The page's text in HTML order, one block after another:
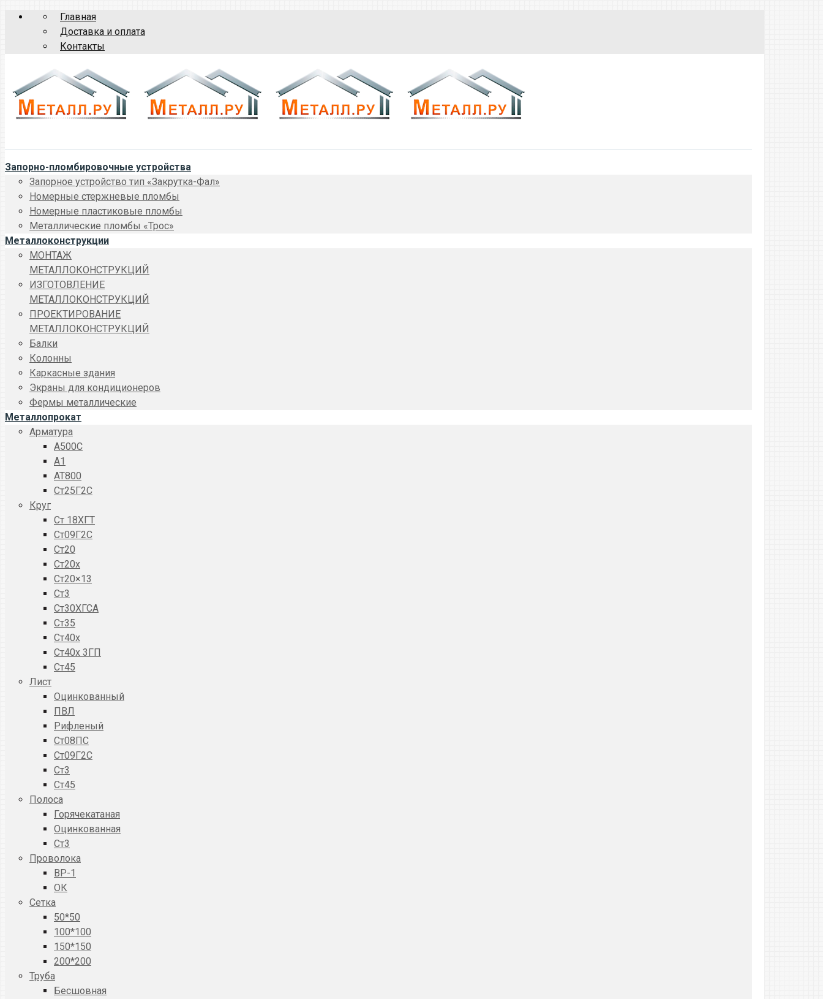
Главная
Доставка и оплата
Контакты
Запорно-пломбировочные устройства
Запорное устройство тип «Закрутка-Фал»
Номерные стержневые пломбы
Номерные пластиковые пломбы
Металлические пломбы «Трос»
Металлоконструкции
МОНТАЖ
МЕТАЛЛОКОНСТРУКЦИЙ
ИЗГОТОВЛЕНИЕ
МЕТАЛЛОКОНСТРУКЦИЙ
ПРОЕКТИРОВАНИЕ
МЕТАЛЛОКОНСТРУКЦИЙ
Балки
Колонны
Каркасные здания
Экраны для кондиционеров
Фермы металлические
Металлопрокат
Арматура
A500C
А1
АТ800
Ст25Г2С
Круг
Ст 18ХГТ
Ст09Г2С
Ст20
Ст20x
Ст20×13
Ст3
Ст30ХГСА
Ст35
Ст40х
Ст40х 3ГП
Ст45
Лист
Оцинкованный
ПВЛ
Рифленый
Ст08ПС
Ст09Г2С
Ст3
Ст45
Полоса
Горячекатаная
Оцинкованная
Ст3
Проволока
ВР-1
ОК
Сетка
50*50
100*100
150*150
200*200
Труба
Бесшовная